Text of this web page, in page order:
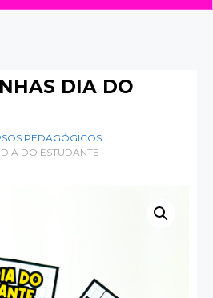
DIA DO
PEDAGÓGICOS
DO ESTUDANTE